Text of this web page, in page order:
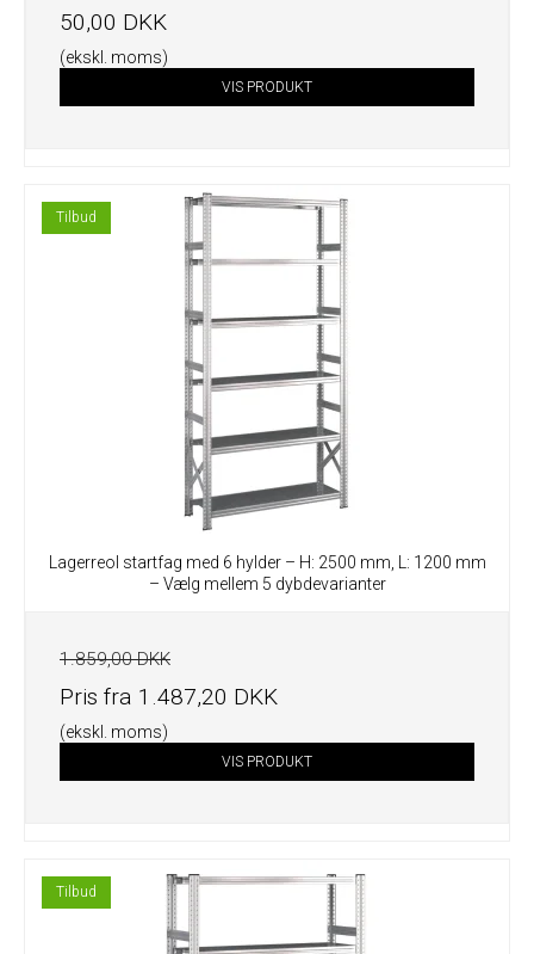
50,00 DKK
(ekskl. moms)
VIS PRODUKT
Tilbud
Lagerreol startfag med 6 hylder – H: 2500 mm, L: 1200 mm
– Vælg mellem 5 dybdevarianter
1.859,00 DKK
Pris fra 1.487,20 DKK
(ekskl. moms)
VIS PRODUKT
Tilbud